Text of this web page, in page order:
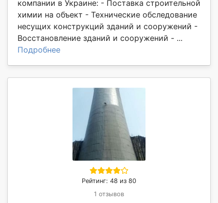
компании в Украине: - Поставка строительной
химии на объект - Технические обследование
несущих конструкций зданий и сооружений -
Восстановление зданий и сооружений - ...
Подробнее
Рейтинг: 48 из 80
1 отзывов